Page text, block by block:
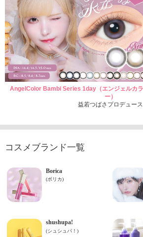
AngelColor Bambi Series 1day（エンジェルカ
ー）
益若つばさプロデュース
コスメブランド一覧